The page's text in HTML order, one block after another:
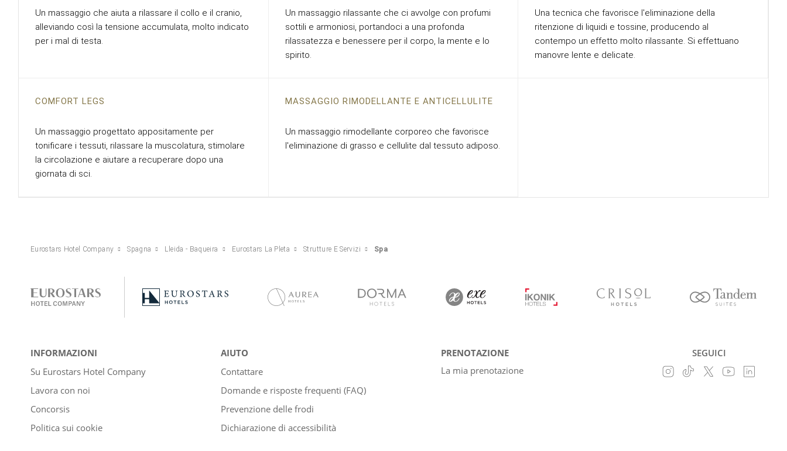
Un massaggio che aiuta a rilassare il collo e il cranio,
alleviando così la tensione accumulata, molto indicato
per i mal di testa.
Un massaggio rilassante che ci avvolge con profumi
sottili e armoniosi, portandoci a una profonda
rilassatezza e benessere per il corpo, la mente e lo
spirito.
Una tecnica che favorisce l'eliminazione della
ritenzione di liquidi e tossine, producendo al
contempo un effetto molto rilassante. Si effettuano
manovre lente e delicate.
COMFORT LEGS
Un massaggio progettato appositamente per
tonificare i tessuti, rilassare la muscolatura, stimolare
la circolazione e aiutare a recuperare dopo una
giornata di sci.
MASSAGGIO RIMODELLANTE E ANTICELLULITE
Un massaggio rimodellante corporeo che favorisce
l'eliminazione di grasso e cellulite dal tessuto adiposo.
Eurostars Hotel Company Spagna Lleida - Baqueira Eurostars La Pleta Strutture E Servizi Spa
INFORMAZIONI
Su Eurostars Hotel Company
Lavora con noi
Concorsis
Politica sui cookie
AIUTO
Contattare
Domande e risposte frequenti (FAQ)
Prevenzione delle frodi
Dichiarazione di accessibilità
PRENOTAZIONE
La mia prenotazione
SEGUICI